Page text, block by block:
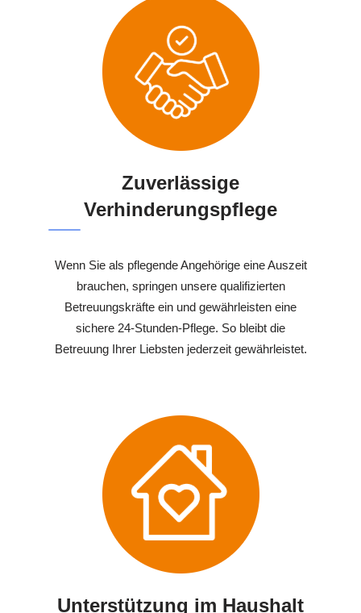
Zuverlässige
Verhinderungspflege
Wenn Sie als pflegende Angehörige eine Auszeit
brauchen, springen unsere qualifizierten
Betreuungskräfte ein und gewährleisten eine
sichere 24-Stunden-Pflege. So bleibt die
Betreuung Ihrer Liebsten jederzeit gewährleistet.
Unterstützung im Haushalt